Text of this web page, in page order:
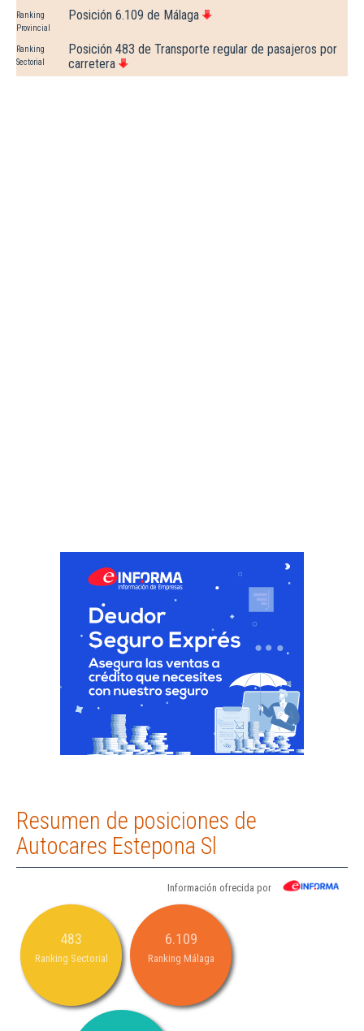
Ranking
Provincial
Posición 6.109 de Málaga
Ranking
Sectorial
Posición 483 de Transporte regular de pasajeros por
carretera
Resumen de posiciones de
Autocares Estepona Sl
Información ofrecida por
483
Ranking Sectorial
6.109
Ranking Málaga